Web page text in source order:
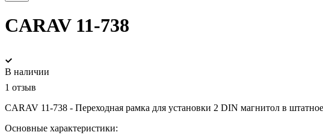
CARAV 11-738
В наличии
1 отзыв
CARAV 11-738 - Переходная рамка для установки 2 DIN магнитол в
Основные характеристики: